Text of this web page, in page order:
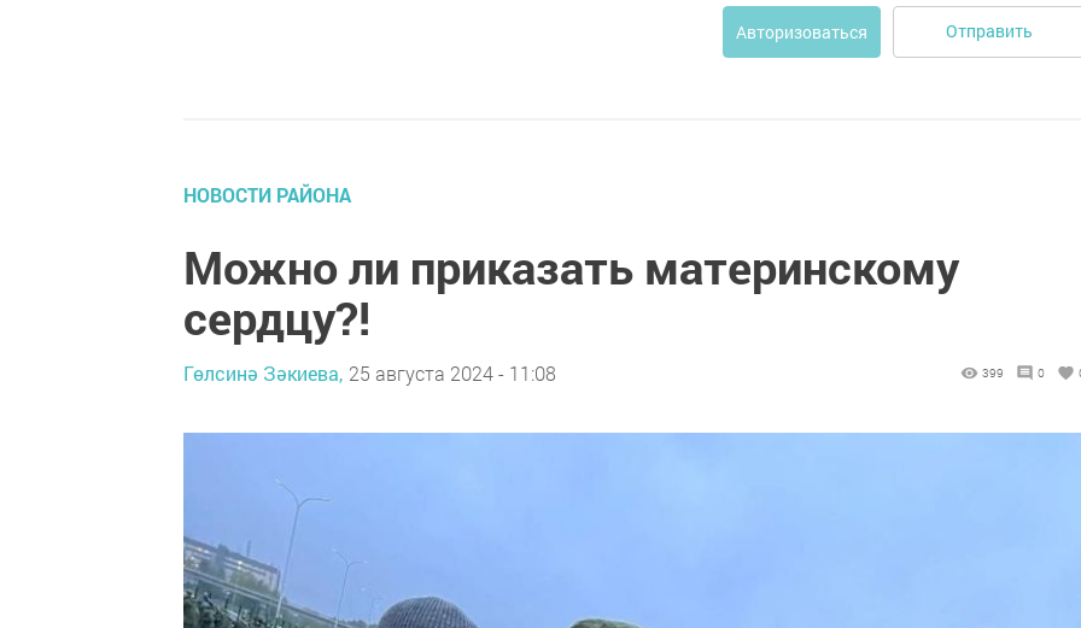
Авторизоваться Отправить
НОВОСТИ РАЙОНА
Можно ли приказать материнскому
сердцу?!
Гөлсинә Зәкиева, 25 августа 2024 - 11:08 399 0